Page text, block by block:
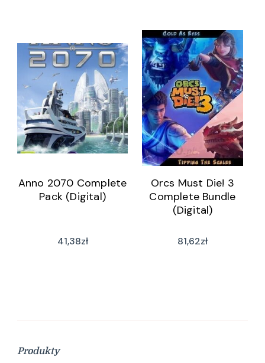
Anno 2070 Complete
Pack (Digital)
41,38zł
Orcs Must Die! 3
Complete Bundle
(Digital)
81,62zł
Produkty